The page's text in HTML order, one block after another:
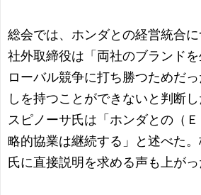
総会では、ホンダとの経営統合
社外取締役は「両社のブランド
ローバル競争に打ち勝つためだ
しを持つことができないと判断
スピノーサ氏は「ホンダとの（
略的協業は継続する」と述べた
氏に直接説明を求める声も上がっ